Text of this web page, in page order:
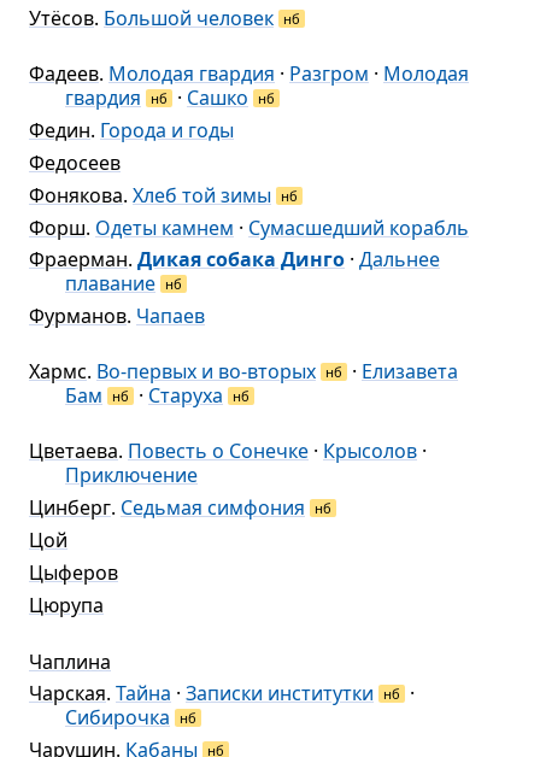
Утёсов. Большой человек нб
Фадеев. Молодая гвардия · Разгром · Молодая
гвардия
нб · Сашко нб
Федин. Города и годы
Федосеев
Фонякова. Хлеб той зимы нб
Форш. Одеты камнем · Сумасшедший корабль
Фраерман. Дикая собака Динго · Дальнее
плавание нб
Фурманов. Чапаев
Хармс. Во-первых и во-вторых нб · Елизавета
Бам
нб · Старуха нб
Цветаева. Повесть о Сонечке · Крысолов ·
Приключение
Цинберг. Седьмая симфония нб
Цой
Цыферов
Цюрупа
Чаплина
Чарская. Тайна · Записки институтки нб
·
Сибирочка
нб
Чарушин. Кабаны нб